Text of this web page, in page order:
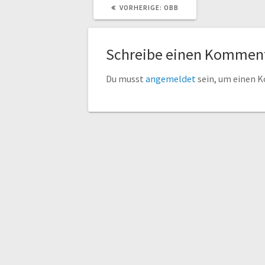
VORHERIGE: VORHERIGER
OBB
Schreibe einen
Du musstangemeldetsein, um einen